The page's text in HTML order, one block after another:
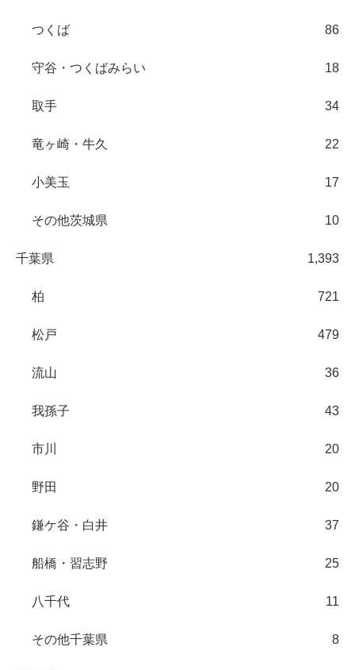
つくば 86
守谷・つくばみらい 18
取手 34
竜ヶ崎・牛久 22
小美玉 17
その他茨城県 10
千葉県 1,393
柏 721
松戸 479
流山 36
我孫子 43
市川 20
野田 20
鎌ケ谷・白井 37
船橋・習志野 25
八千代 11
その他千葉県 8